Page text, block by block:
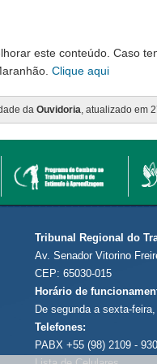
este conteúdo. Caso
Clique aqui
da Ouvidoria, atualizado em
Tribunal Regional do
Av. Senador Vitorino
CEP: 65030-015
Horário de
De segunda a sexta-
Telefones:
PABX +55 (98) 2109 -